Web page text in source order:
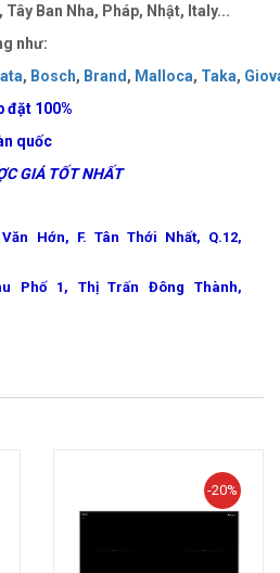
Ban Nha, Pháp, Nhật, Italy...
như:
, Bosch, Brand, Malloca, Taka,
đặt 100%
quốc
GIÁ TỐT NHẤT
Hớn, F. Tân Thới Nhất, Q.12,
Phố 1, Thị Trấn Đông Thành,
-20%